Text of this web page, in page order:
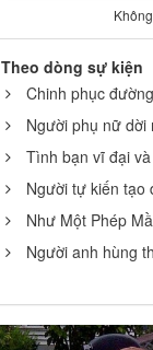
Theo dòng sự kiện
Chinh phục
Người phụ nữ dời
Tình bạn vĩ đại
Người tự kiến tạo
Như Một Phép
Người anh hùng